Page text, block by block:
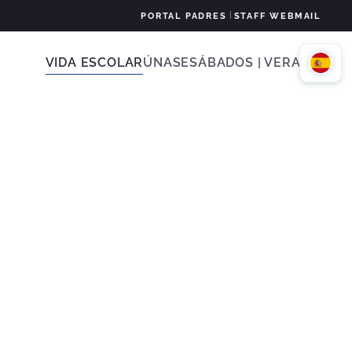
PORTAL PADRES STAFF WEBMAIL
VIDA ESCOLARÚNASESÁBADOS | VERANO